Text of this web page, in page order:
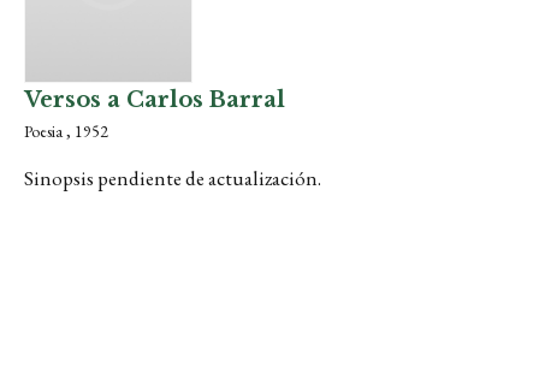
Versos a Carlos Barral
Poesia , 1952
Sinopsis pendiente de actualización.